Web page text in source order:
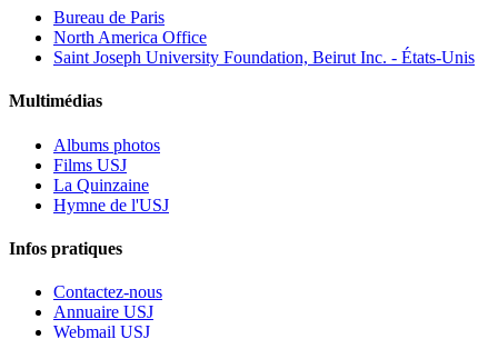
Bureau de Paris
North America Office
Saint Joseph University Foundation, Beirut Inc. - États-Unis
Multimédias
Albums photos
Films USJ
La Quinzaine
Hymne de l'USJ
Infos pratiques
Contactez-nous
Annuaire USJ
Webmail USJ